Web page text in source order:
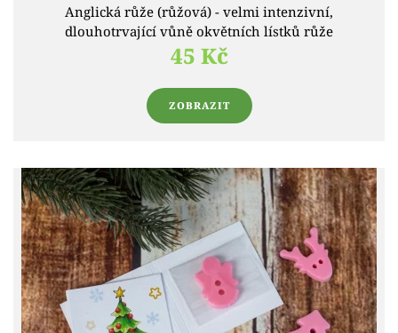
Anglická růže (růžová) - velmi intenzivní,
dlouhotrvající vůně okvětních lístků růže
45 Kč
ZOBRAZIT